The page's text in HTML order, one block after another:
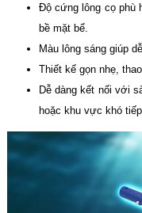
Độ cứng lông cọ phù
bề mặt bể.
Màu lông sáng giúp
Thiết kế gọn nhẹ,
Dễ dàng kết nối với
hoặc khu vực khó tiếp